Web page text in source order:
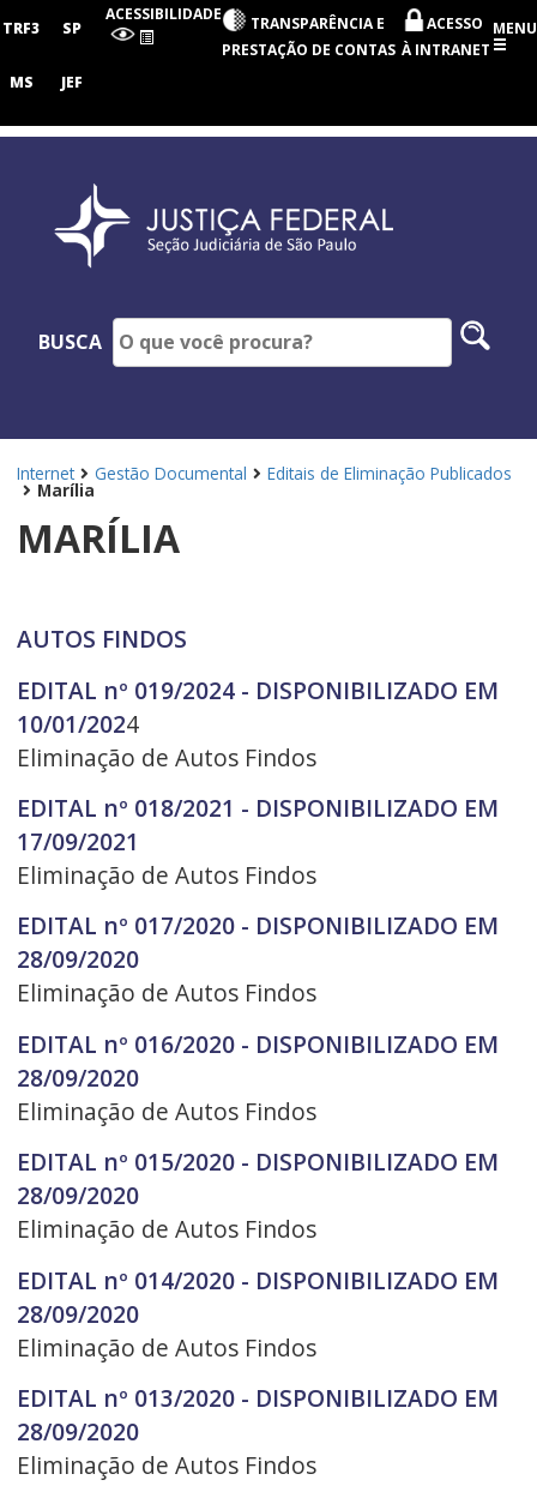
Judiciária
Paulo
TRF3 SP
MS JEF
ACESSIBILIDADE
TRANSPARÊNCIA E
PRESTAÇÃO DE CONTAS
ACESSO
À INTRANET
MENU
BUSCA
Internet Gestão Documental Editais de Eliminação Publicados
Marília
MARÍLIA
AUTOS FINDOS
EDITAL nº 019/2024 - DISPONIBILIZADO EM
10/01/2024
Eliminação de Autos Findos
EDITAL nº 018/2021 - DISPONIBILIZADO EM
17/09/2021
Eliminação de Autos Findos
EDITAL nº 017/2020 - DISPONIBILIZADO EM
28/09/2020
Eliminação de Autos Findos
EDITAL nº 016/2020 - DISPONIBILIZADO EM
28/09/2020
Eliminação de Autos Findos
EDITAL nº 015/2020 - DISPONIBILIZADO EM
28/09/2020
Eliminação de Autos Findos
EDITAL nº 014/2020 - DISPONIBILIZADO EM
28/09/2020
Eliminação de Autos Findos
EDITAL nº 013/2020 - DISPONIBILIZADO EM
28/09/2020
Eliminação de Autos Findos